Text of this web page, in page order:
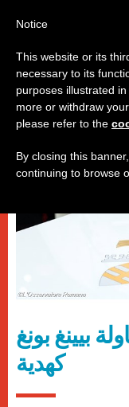
باباوات
بيينغ بونغ
كهدية
Notice
This website or its
necessary to its
purposes illustrated
more or withdraw
please refer to the
By closing this
continuing to browse